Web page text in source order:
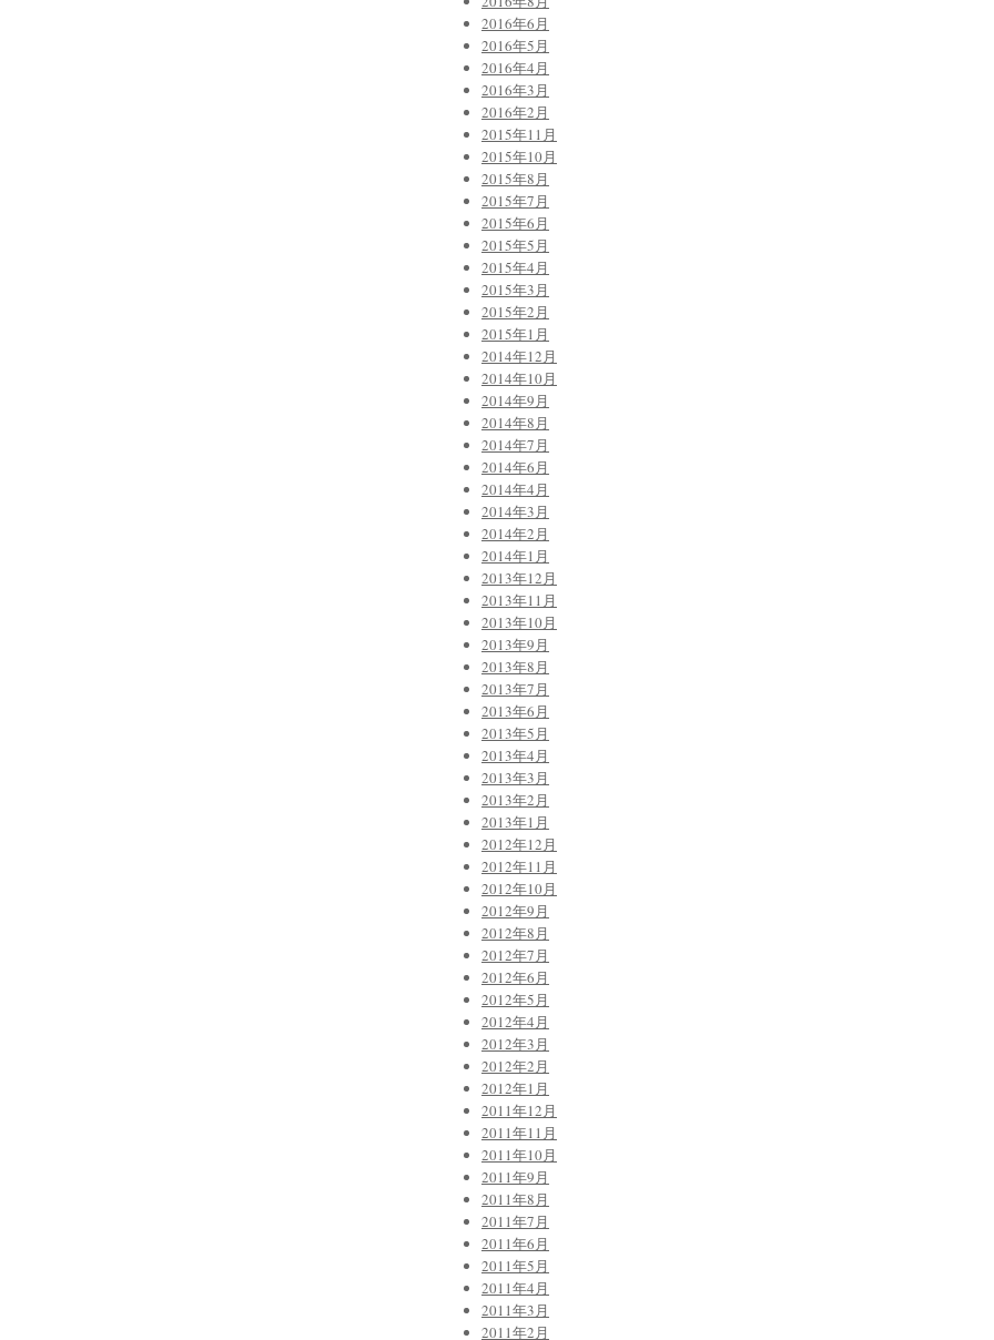
2016年6月
2016年5月
2016年4月
2016年3月
2016年2月
2015年11月
2015年10月
2015年8月
2015年7月
2015年6月
2015年5月
2015年4月
2015年3月
2015年2月
2015年1月
2014年12月
2014年10月
2014年9月
2014年8月
2014年7月
2014年6月
2014年4月
2014年3月
2014年2月
2014年1月
2013年12月
2013年11月
2013年10月
2013年9月
2013年8月
2013年7月
2013年6月
2013年5月
2013年4月
2013年3月
2013年2月
2013年1月
2012年12月
2012年11月
2012年10月
2012年9月
2012年8月
2012年7月
2012年6月
2012年5月
2012年4月
2012年3月
2012年2月
2012年1月
2011年12月
2011年11月
2011年10月
2011年9月
2011年8月
2011年7月
2011年6月
2011年5月
2011年4月
2011年3月
2011年2月